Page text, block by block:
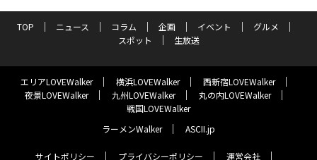
TOP ニュース コラム 企画 イベント
グルメ
スポット
生放送
エリアLOVEWalker 横浜LOVEWalker
西新宿LOVEWalker
夜景LOVEWalker
九州LOVEWalker
丸の内LOVEWalker
戦国LOVEWalker
ラーメンWalker
ASCII.jp
サイトポリシー プライバシーポリシー 運営会社